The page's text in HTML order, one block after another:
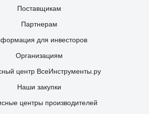
Поставщикам
Партнерам
для инвесторов
Организациям
центр ВсеИнструменты.ру
Наши закупки
центры производителей